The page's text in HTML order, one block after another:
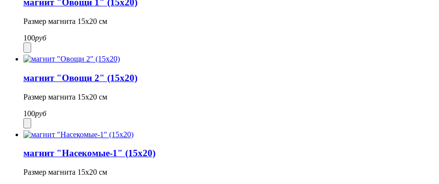
магнит "Овощи 1" (15х20)
Размер магнита 15х20 см
100руб
магнит "Овощи 2" (15х20)
Размер магнита 15х20 см
100руб
магнит "Насекомые-1" (15х20)
Размер магнита 15х20 см